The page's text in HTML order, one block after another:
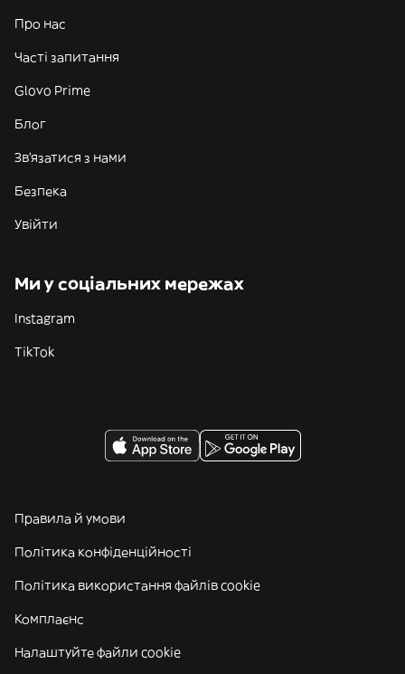
Про нас
Часті запитання
Glovo Prime
Блог
Зв'язатися з нами
Безпека
Увійти
Ми у соціальних мережах
Instagram
TikTok
Правила й умови
Політика конфіденційності
Політика використання файлів cookie
Комплаєнс
Налаштуйте файли cookie